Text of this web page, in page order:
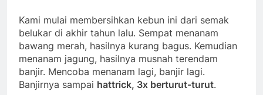
Kami mulai membersihkan kebun ini dari semak
belukar di akhir tahun lalu. Sempat menanam
bawang merah, hasilnya kurang bagus. Kemudian
menanam jagung, hasilnya musnah terendam
banjir. Mencoba menanam lagi, banjir lagi.
Banjirnya sampai hattrick, 3x berturut-turut.